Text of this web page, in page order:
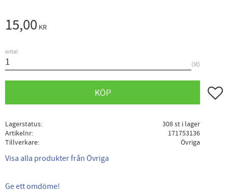
15,00 KR
Antal
st
KÖP Lägg
Lagerstatus
308 st i lager
Artikelnr
171753136
Tillverkare
Övriga
Visa alla produkter från Övriga
Ge ett omdöme!